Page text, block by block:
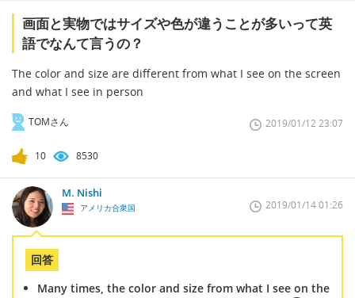
画面と実物ではサイズや色が違うことが多いって英
語でなんて言うの？
The color and size are different from what I see on the screen
and what I see in person
TOMさん 2019/01/12 23:07
10 8530
M. Nishi
アメリカ合衆国 2019/01/14 01:26
回答
Many times, the color and size from what I see on the